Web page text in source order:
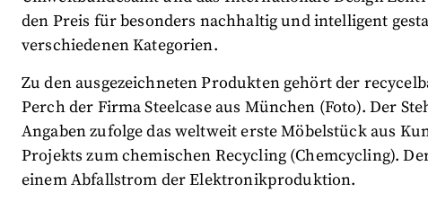
den Preis für besonders nachhaltig und intelligent
verschiedenen Kategorien.
Zu den ausgezeichneten Produkten gehört der
Perch der Firma Steelcase aus München (Foto). Der
Angaben zufolge das weltweit erste Möbelstück aus
Projekts zum chemischen Recycling (Chemcycling).
einem Abfallstrom der Elektronikproduktion.